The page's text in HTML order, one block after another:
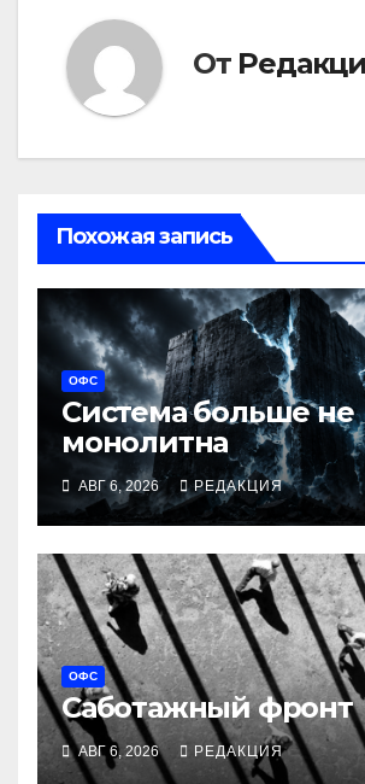
От
Похожая запись
ОФС
Система больше не
монолитна
АВГ 6, 2026 РЕДАКЦИЯ
ОФС
Саботажный фронт
АВГ 6, 2026 РЕДАКЦИЯ